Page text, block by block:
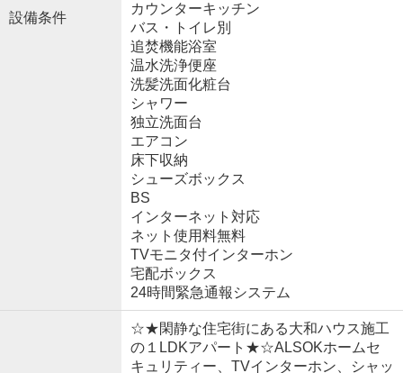
設備条件
カウンターキッチン
バス・トイレ別
追焚機能浴室
温水洗浄便座
洗髪洗面化粧台
シャワー
独立洗面台
エアコン
床下収納
シューズボックス
BS
インターネット対応
ネット使用料無料
TVモニタ付インターホン
宅配ボックス
24時間緊急通報システム
☆★閑静な住宅街にある大和ハウス施工
の１LDKアパート★☆ALSOKホームセ
キュリティー、TVインターホン、シャッ